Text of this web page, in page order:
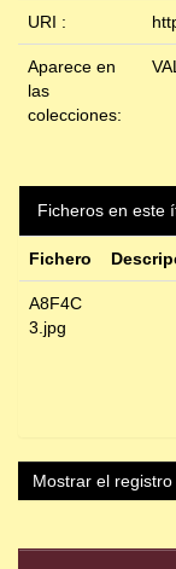
URI :
Aparece en
las
colecciones:
Ficheros en este
Fichero
A8F4C
3.jpg
Mostrar el